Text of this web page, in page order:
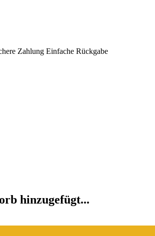
Zahlung Einfache Rückgabe
hinzugefügt...